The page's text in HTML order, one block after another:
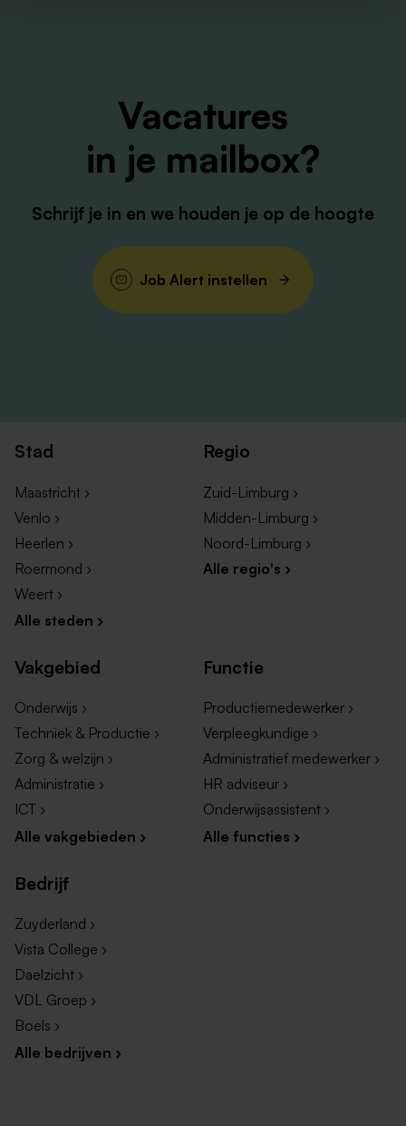
Vacatures
in je mailbox?
Schrijf je in en we houden je op de hoogte
Job Alert instellen
Stad
Maastricht ›
Venlo ›
Heerlen ›
Roermond ›
Weert ›
Alle steden ›
Regio
Zuid-Limburg ›
Midden-Limburg ›
Noord-Limburg ›
Alle regio's ›
Vakgebied
Onderwijs ›
Techniek & Productie ›
Zorg & welzijn ›
Administratie ›
ICT ›
Alle vakgebieden ›
Functie
Productiemedewerker ›
Verpleegkundige ›
Administratief medewerker ›
HR adviseur ›
Onderwijsassistent ›
Alle functies ›
Bedrijf
Zuyderland ›
Vista College ›
Daelzicht ›
VDL Groep ›
Boels ›
Alle bedrijven ›